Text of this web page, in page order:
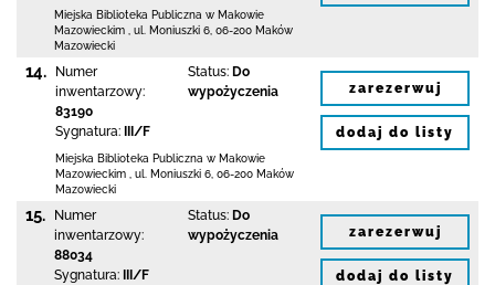
Miejska Biblioteka Publiczna w Makowie
Mazowieckim
ul. Moniuszki 6 06-200 Maków
Mazowiecki
14.
Numer
inwentarzowy:
83190
Sygnatura:
III/F
Status: Do
wypożyczenia
Miejska Biblioteka Publiczna w Makowie
Mazowieckim
ul. Moniuszki 6 06-200 Maków
Mazowiecki
zarezerwuj
dodaj do listy
15.
Numer
inwentarzowy:
88034
Sygnatura:
III/F
Status: Do
wypożyczenia
zarezerwuj
dodaj do listy